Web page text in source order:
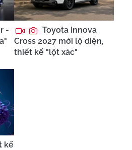
-
Toyota Innova
Cross 2027 mới lộ diện,
thiết kế "lột xác"
kế